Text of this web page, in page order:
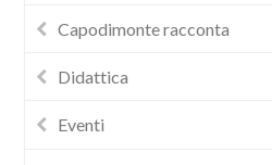
Capodimonte racconta
Didattica
Eventi